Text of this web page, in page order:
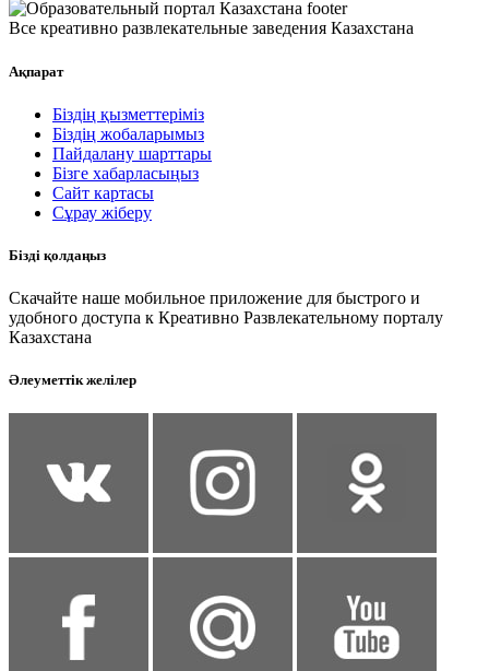
Все креативно развлекательные заведения Казахстана
Ақпарат
Біздің қызметтеріміз
Біздің жобаларымыз
Пайдалану шарттары
Бізге хабарласыңыз
Сайт картасы
Сұрау жіберу
Бізді қолдаңыз
Скачайте наше мобильное приложение для быстрого и
удобного доступа к Креативно Развлекательному порталу
Казахстана
Әлеуметтік желілер